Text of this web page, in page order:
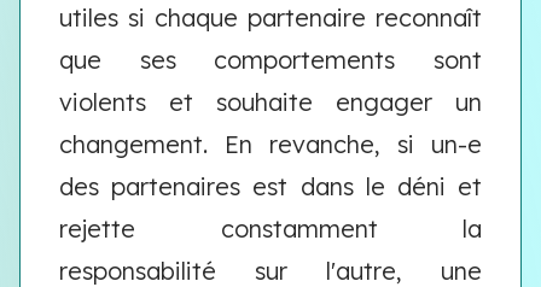
utiles si chaque partenaire reconnaît
que ses comportements sont
violents et souhaite engager un
changement. En revanche, si un-e
des partenaires est dans le déni et
rejette constamment la
responsabilité sur l'autre, une